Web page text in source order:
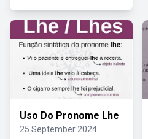
Uso Do Pronome Lhe
25 September 2024